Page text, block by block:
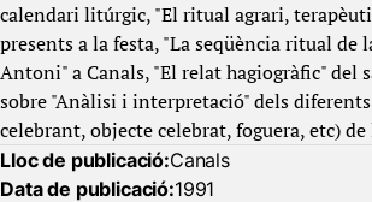
calendari litúrgic, "El ritual agrari,
presents a la festa, "La seqüència ritual de
Antoni" a Canals, "El relat hagiogràfic" del
sobre "Anàlisi i interpretació" dels
celebrant, objecte celebrat, foguera, etc) de
Lloc de publicació:Canals
Data de publicació:1991